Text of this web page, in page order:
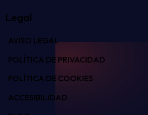
Legal
AVISO LEGAL
POLÍTICA DE PRIVACIDAD
POLÍTICA DE COOKIES
ACCESIBILIDAD